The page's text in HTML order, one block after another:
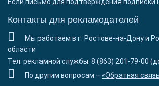
Контакты для рекламодателей
Мы работаем в г. Ростове-на-Дону и
области
Тел. рекламной службы: 8 (863) 201-79-00
По другим вопросам – «Обратная